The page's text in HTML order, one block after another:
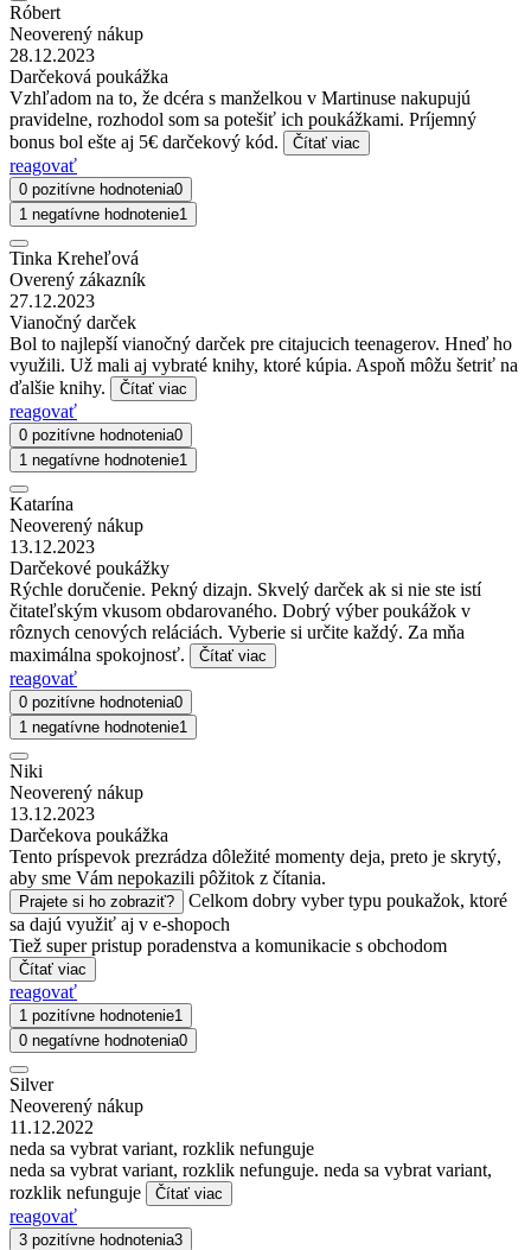
Róbert
Neoverený nákup
28.12.2023
Darčeková poukážka
Vzhľadom na to, že dcéra s manželkou v Martinuse nakupujú
pravidelne, rozhodol som sa potešiť ich poukážkami. Príjemný
bonus bol ešte aj 5€ darčekový kód.
Čítať viac
reagovať
0 pozitívne hodnotenia0
1 negatívne hodnotenie1
Tinka Kreheľová
Overený zákazník
27.12.2023
Vianočný darček
Bol to najlepší vianočný darček pre citajucich teenagerov. Hneď ho
využili. Už mali aj vybraté knihy, ktoré kúpia. Aspoň môžu šetriť na
ďalšie knihy.
Čítať viac
reagovať
0 pozitívne hodnotenia0
1 negatívne hodnotenie1
Katarína
Neoverený nákup
13.12.2023
Darčekové poukážky
Rýchle doručenie. Pekný dizajn. Skvelý darček ak si nie ste istí
čitateľským vkusom obdarovaného. Dobrý výber poukážok v
rôznych cenových reláciách. Vyberie si určite každý. Za mňa
maximálna spokojnosť.
Čítať viac
reagovať
0 pozitívne hodnotenia0
1 negatívne hodnotenie1
Niki
Neoverený nákup
13.12.2023
Darčekova poukážka
Tento príspevok prezrádza dôležité momenty deja, preto je skrytý,
aby sme Vám nepokazili pôžitok z čítania.
Prajete si ho zobraziť?
Celkom dobry vyber typu poukažok, ktoré
sa dajú využiť aj v e-shopoch
Tiež super pristup poradenstva a komunikacie s obchodom
Čítať viac
reagovať
1 pozitívne hodnotenie1
0 negatívne hodnotenia0
Silver
Neoverený nákup
11.12.2022
neda sa vybrat variant, rozklik nefunguje
neda sa vybrat variant, rozklik nefunguje. neda sa vybrat variant,
rozklik nefunguje
Čítať viac
reagovať
3 pozitívne hodnotenia3